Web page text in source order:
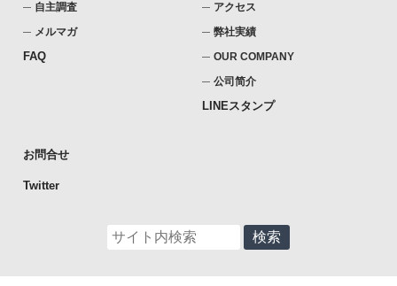
自主調査
メルマガ
FAQ
アクセス
弊社実績
OUR COMPANY
公司简介
LINEスタンプ
お問合せ
Twitter